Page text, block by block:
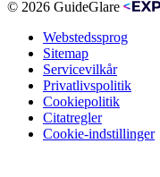
© 2026 GuideGlare
Webstedssprog
Sitemap
Servicevilkår
Privatlivspolitik
Cookiepolitik
Citatregler
Cookie-indstillinger